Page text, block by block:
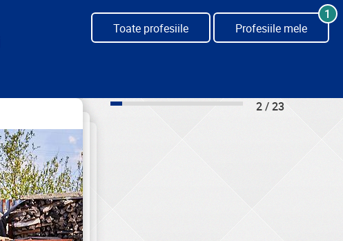
Toate profesiile Profesiile mele
1
2 / 23